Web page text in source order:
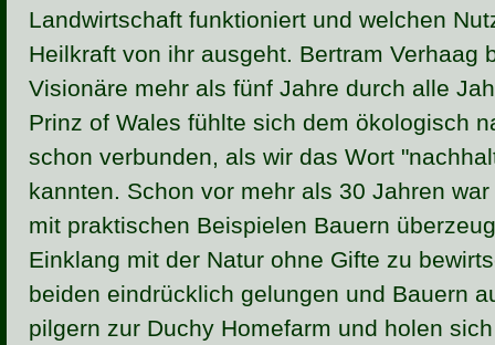
Landwirtschaft funktioniert und welchen
Heilkraft von ihr ausgeht. Bertram Verhaag
Visionäre mehr als fünf Jahre durch alle
Prinz of Wales fühlte sich dem ökologisch
schon verbunden, als wir das Wort
kannten. Schon vor mehr als 30 Jahren
mit praktischen Beispielen Bauern
Einklang mit der Natur ohne Gifte zu
beiden eindrücklich gelungen und Bauern
pilgern zur Duchy Homefarm und holen